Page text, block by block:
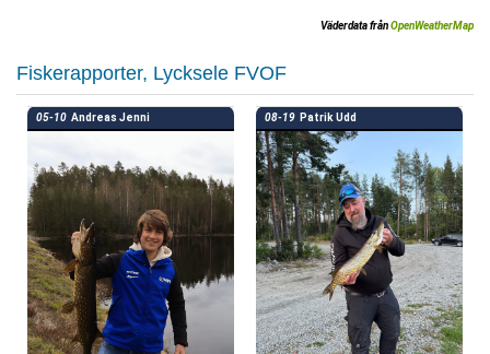
Väderdata frånOpenWeatherMap
Fiskerapporter, Lycksele FVOF
05-10 Andreas Jenni 08-19 Patrik Udd